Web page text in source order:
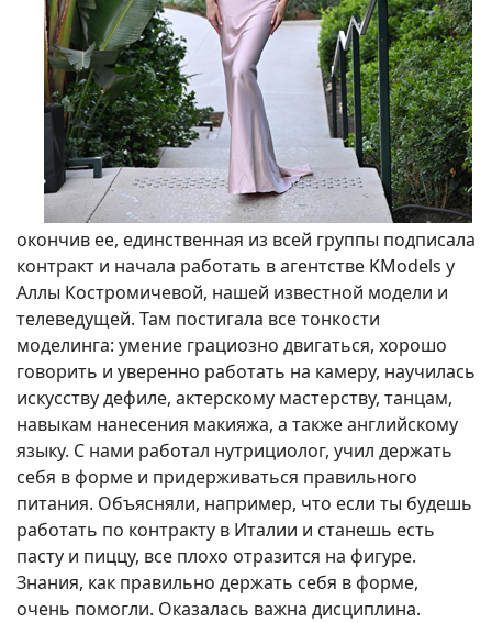
окончив ее, единственная из всей группы подписала
контракт и начала работать в агентстве KModels у
Аллы Костромичевой, нашей известной модели и
телеведущей. Там постигала все тонкости
моделинга: умение грациозно двигаться, хорошо
говорить и уверенно работать на камеру, научилась
искусству дефиле, актерскому мастерству, танцам,
навыкам нанесения макияжа, а также английскому
языку. С нами работал нутрициолог, учил держать
себя в форме и придерживаться правильного
питания. Объясняли, например, что если ты будешь
работать по контракту в Италии и станешь есть
пасту и пиццу, все плохо отразится на фигуре.
Знания, как правильно держать себя в форме,
очень помогли. Оказалась важна дисциплина.